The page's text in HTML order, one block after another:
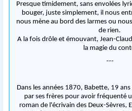
Presque timidement, sans envolées
bouger, juste simplement, il nous
nous mène au bord des larmes ou
de rien.
A la fois drôle et émouvant, Jean-
la magie du
---
Dans les années 1870, Babette, 19
par ses frères pour avoir fréquenté
roman de l'écrivain des Deux-Sèvres,